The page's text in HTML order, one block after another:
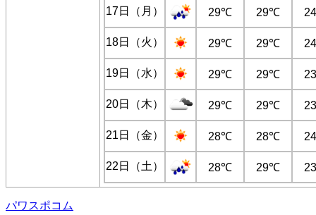
17日（月） 29℃ 29℃
18日（火） 29℃ 29℃
19日（水） 29℃ 29℃
20日（木） 29℃ 29℃
21日（金） 28℃ 28℃
22日（土） 28℃ 29℃
パワスポコム